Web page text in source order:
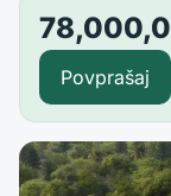
Povprašaj